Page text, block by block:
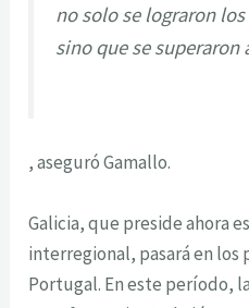
no solo se lograron
sino que se superaron
, aseguró Gamallo.
Galicia, que preside ahora
interregional, pasará en los
Portugal. En este período,